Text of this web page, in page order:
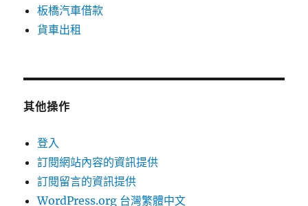
板橋汽車借款
貨車出租
其他操作
登入
訂閱網站內容的資訊提供
訂閱留言的資訊提供
WordPress.org 台灣繁體中文